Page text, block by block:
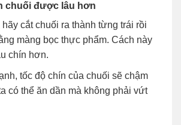
chuối được lâu hơn
cắt chuối ra thành từng trái rồi
màng bọc thực phẩm. Cách này
chín hơn.
tốc độ chín của chuối sẽ chậm
có thể ăn dần mà không phải vứt